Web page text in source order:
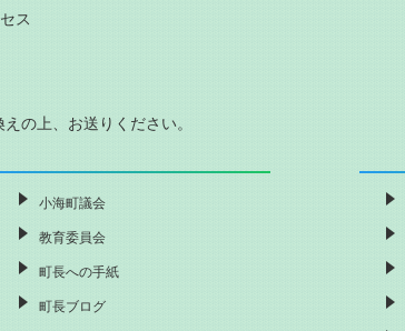
ス
の上、お送りください。
小海町議会
教育委員会
町長への手紙
町長ブログ